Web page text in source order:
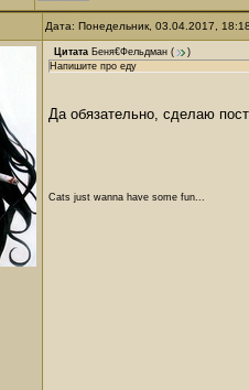
Дата: Понедельник, 03.04.2017,
Цитата Беня€Фельдман (
)
Напишите про еду
Да обязательно, сделаю
Cats just wanna have some fun...